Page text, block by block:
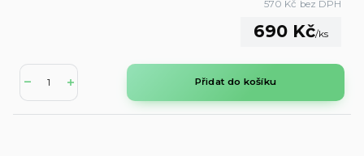
690 Kč/ks
570 Kč bez DPH
Přidat do košíku